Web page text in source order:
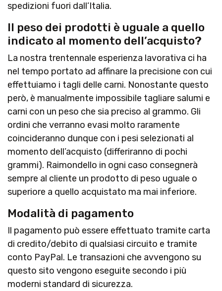
spedizioni fuori dall’Italia.
Il peso dei prodotti è uguale a quello
indicato al momento dell’acquisto?
La nostra trentennale esperienza lavorativa ci ha
nel tempo portato ad affinare la precisione con cui
effettuiamo i tagli delle carni. Nonostante questo
però, è manualmente impossibile tagliare salumi e
carni con un peso che sia preciso al grammo. Gli
ordini che verranno evasi molto raramente
coincideranno dunque con i pesi selezionati al
momento dell’acquisto (differiranno di pochi
grammi). Raimondello in ogni caso consegnerà
sempre al cliente un prodotto di peso uguale o
superiore a quello acquistato ma mai inferiore.
Modalità di pagamento
Il pagamento può essere effettuato tramite carta
di credito/debito di qualsiasi circuito e tramite
conto PayPal. Le transazioni che avvengono su
questo sito vengono eseguite secondo i più
moderni standard di sicurezza.